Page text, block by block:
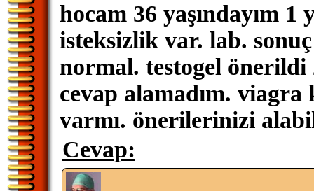
hocam 36 yaşındayım 1
isteksizlik var. lab.
normal. testogel
cevap alamadım. viagra
varmı. önerilerinizi
Cevap: